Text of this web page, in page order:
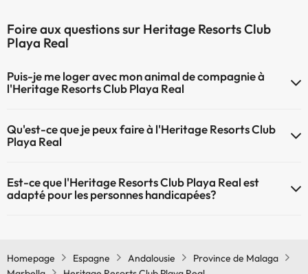
Foire aux questions sur Heritage Resorts Club
Playa Real
Puis-je me loger avec mon animal de compagnie à
l'Heritage Resorts Club Playa Real
ne sont pas admis.
Qu'est-ce que je peux faire à l'Heritage Resorts Club
Playa Real
(certaines peuvent être payantes) :
Est-ce que l'Heritage Resorts Club Playa Real est
adapté pour les personnes handicapées?
Homepage
Espagne Andalousie
Province de Malaga